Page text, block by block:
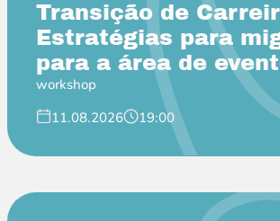
Transição de
Estratégias para
para a área de
workshop
11.08.2026
19:00